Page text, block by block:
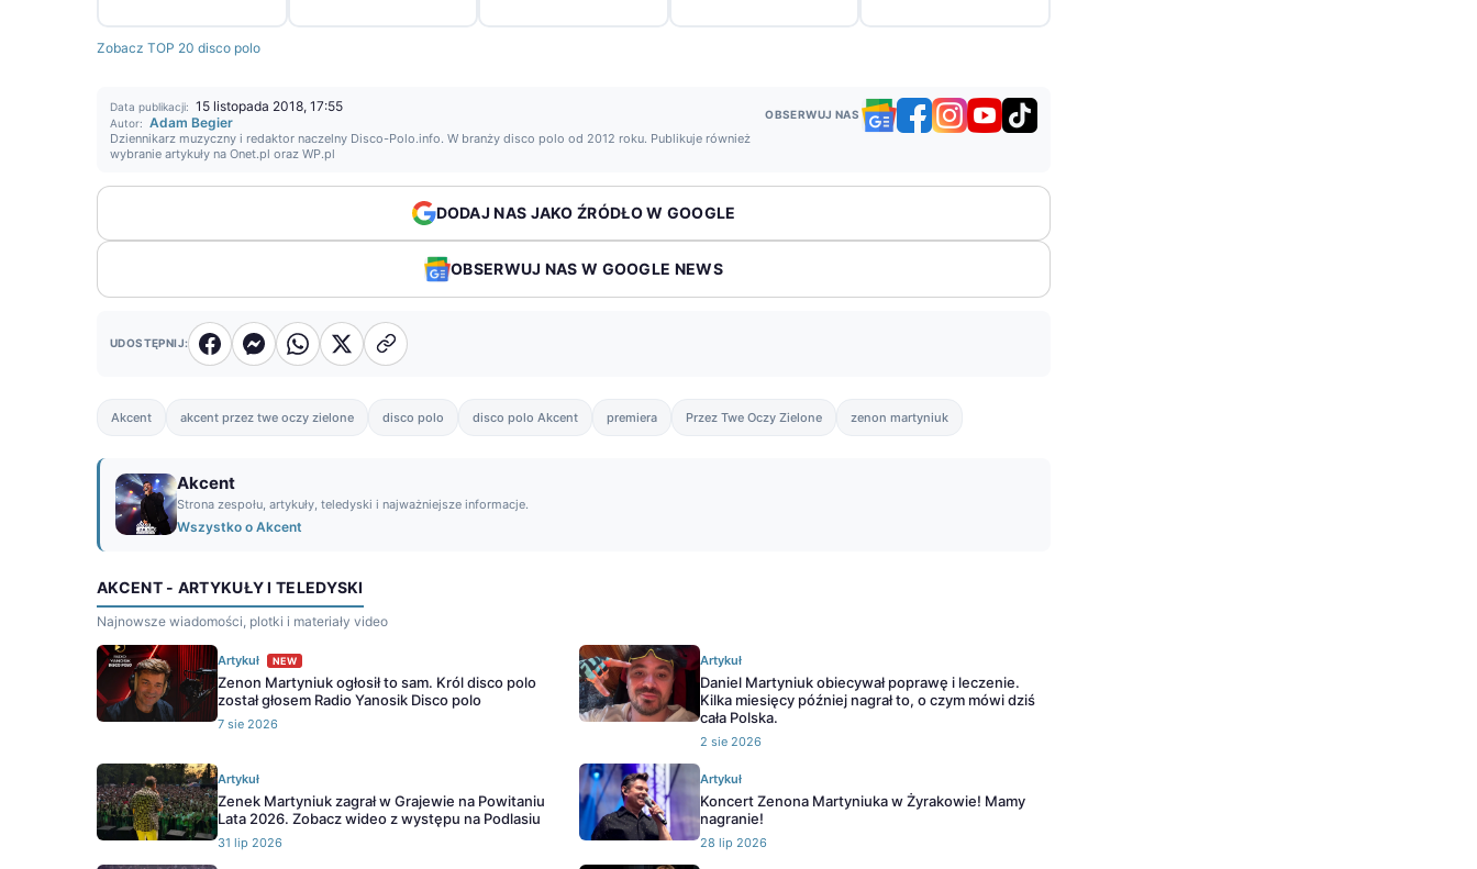
Zobacz TOP 20 disco polo
Data publikacji: 15 listopada 2018, 17:55
Autor: Adam Begier
Dziennikarz muzyczny i redaktor naczelny Disco-Polo.info. W branży disco polo od 2012 roku. Publikuje również
wybranie artykuły na Onet.pl oraz WP.pl
OBSERWUJ NAS
DODAJ NAS JAKO ŹRÓDŁO W GOOGLE
OBSERWUJ NAS W GOOGLE NEWS
UDOSTĘPNIJ:
Akcent akcent przez twe oczy zielone disco polo disco polo Akcent premiera Przez Twe Oczy Zielone zenon martyniuk
Akcent
Strona zespołu, artykuły, teledyski i najważniejsze informacje.
Wszystko o Akcent
AKCENT - ARTYKUŁY I TELEDYSKI
Najnowsze wiadomości, plotki i materiały video
Artykuł NEW
Zenon Martyniuk ogłosił to sam. Król disco polo
został głosem Radio Yanosik Disco polo
7 sie 2026
Artykuł
Daniel Martyniuk obiecywał poprawę i leczenie.
Kilka miesięcy później nagrał to, o czym mówi dziś
cała Polska.
2 sie 2026
Artykuł
Zenek Martyniuk zagrał w Grajewie na Powitaniu
Lata 2026. Zobacz wideo z występu na Podlasiu
31 lip 2026
Artykuł
Koncert Zenona Martyniuka w Żyrakowie! Mamy
nagranie!
28 lip 2026